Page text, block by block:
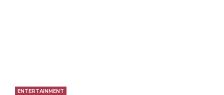
ENTERTAINMENT